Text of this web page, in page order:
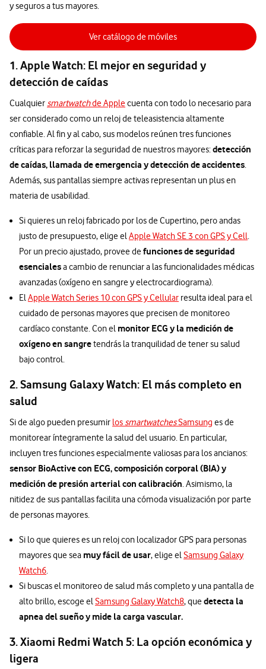
y seguros a tus mayores.
Ver catálogo de móviles
1. Apple Watch: El mejor en seguridad y
detección de caídas
Cualquier smartwatchde Applecuenta con todo lo necesario para
ser considerado como un reloj de teleasistencia altamente
confiable. Al fin y al cabo, sus modelos reúnen tres funciones
críticas para reforzar la seguridad de nuestros mayores:detección
de caídas, llamada de emergencia y detección de accidentes.
Además, sus pantallas siempre activas representan un plus en
materia de usabilidad.
Si quieres un reloj fabricado por los de Cupertino, pero andas
justo de presupuesto, elige elApple Watch SE 3 con GPS y Cell.
Por un precio ajustado, provee defunciones de seguridad
esencialesa cambio de renunciar a las funcionalidades médicas
avanzadas (oxígeno en sangre y electrocardiograma).
ElApple Watch Series 10 con GPS y Cellular resulta ideal para el
cuidado de personas mayores que precisen de monitoreo
cardíaco constante. Con el monitor ECG y la medición de
oxígeno en sangretendrás la tranquilidad de tener su salud
bajo control.
2. Samsung Galaxy Watch: El más completo en
salud
Si de algo pueden presumir los smartwatchesSamsung es de
monitorear íntegramente la salud del usuario. En particular,
incluyen tres funciones especialmente valiosas para los ancianos:
sensor BioActive con ECG, composición corporal (BIA) y
medición de presión arterial con calibración. Asimismo, la
nitidez de sus pantallas facilita una cómoda visualización por parte
de personas mayores.
Si lo que quieres es un reloj con localizador GPS para personas
mayores que sea muy fácil de usar, elige elSamsung Galaxy
Watch6.
Si buscas el monitoreo de salud más completo y una pantalla de
alto brillo, escoge elSamsung Galaxy Watch8, quedetecta la
apnea del sueño y mide la carga vascular.
3. Xiaomi Redmi Watch 5: La opción económica y
ligera